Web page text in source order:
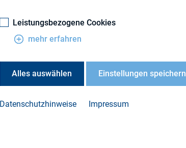
Kurzinfo UMAG(PDF)
Leistungsbezogene Cookies
mehr erfahren
Alles auswählen Einstellungen speichern
Datenschutzhinweise Impressum